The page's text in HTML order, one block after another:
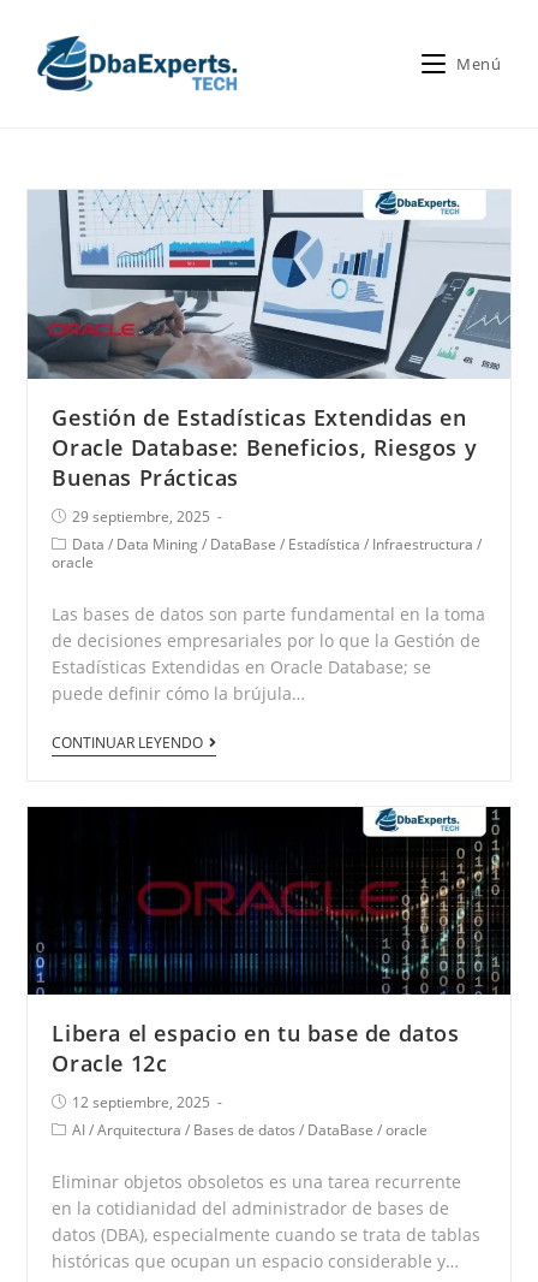
Menú
Gestión de Estadísticas Extendidas en
Oracle Database: Beneficios, Riesgos y
Buenas Prácticas
29 septiembre, 2025
Data / Data Mining/ DataBase / Estadística / Infraestructura /
oracle
Las bases de datos son parte fundamental en la toma
de decisiones empresariales por lo que la Gestión de
Estadísticas Extendidas en Oracle Database; se
puede definir cómo la brújula…
CONTINUAR LEYENDO
Libera el espacio en tu base de datos
Oracle 12c
12 septiembre, 2025
AI/Arquitectura / Bases de datos / DataBase /oracle
Eliminar objetos obsoletos es una tarea recurrente
en la cotidianidad del administrador de bases de
datos (DBA), especialmente cuando se trata de tablas
históricas que ocupan un espacio considerable y…